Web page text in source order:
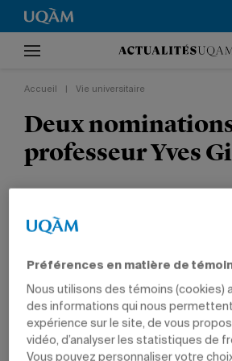
Accueil Vie universitaire
Deux
professeur Yves
31 août 2011 à 18 h 08
Mis à jour le 7 juin 2022 à 12 h 22
Préférences en matière de
Nous utilisons des témoins (cookies)
des informations qui nous
expérience sur le site, de vous
vidéo, d’analyser les statistiques de
Vous pouvez personnaliser votre